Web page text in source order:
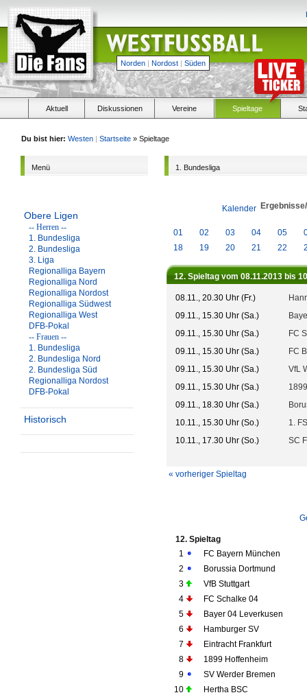
Norden | Nordost | Süden
Aktuell Diskussionen Vereine Spieltage
Du bist hier: Westen | Startseite » Spieltage
Menü
Obere Ligen
-- Herren --
1. Bundesliga
2. Bundesliga
3. Liga
Regionalliga Bayern
Regionalliga Nord
Regionalliga Nordost
Regionalliga Südwest
Regionalliga West
DFB-Pokal
-- Frauen --
1. Bundesliga
2. Bundesliga Nord
2. Bundesliga Süd
Regionalliga Nordost
DFB-Pokal
Historisch
1. Bundesliga
Kalender
01 02 03 04 05
18
19 20 21 22
12. Spieltag vom 08.11.2013 bis
08.11., 20.30 Uhr (Fr.)
09.11., 15.30 Uhr (Sa.)
09.11., 15.30 Uhr (Sa.)
FC
09.11., 15.30 Uhr (Sa.)
FC
09.11., 15.30 Uhr (Sa.)
VfL
09.11., 15.30 Uhr (Sa.)
09.11., 18.30 Uhr (Sa.)
10.11., 15.30 Uhr (So.)
1.
10.11., 17.30 Uhr (So.)
SC
« vorheriger Spieltag
12. Spieltag
1
FC Bayern München
2
Borussia Dortmund
3
VfB Stuttgart
4
FC Schalke 04
5
Bayer 04 Leverkusen
6
Hamburger SV
7
Eintracht Frankfurt
8
1899 Hoffenheim
9
SV Werder Bremen
10
Hertha BSC